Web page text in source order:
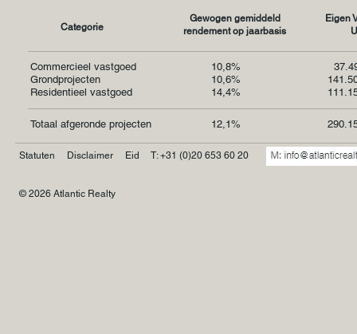
Categorie
Gewogen gemiddeld
rendement op jaarbasis
Eigen
Commercieel vastgoed
Grondprojecten
Residentieel vastgoed
10,8%
10,6%
14,4%
Totaal afgeronde projecten 12,1%
© 2026 Atlantic Realty
Statuten Disclaimer Eid T: +31 (0)20 653 60 20